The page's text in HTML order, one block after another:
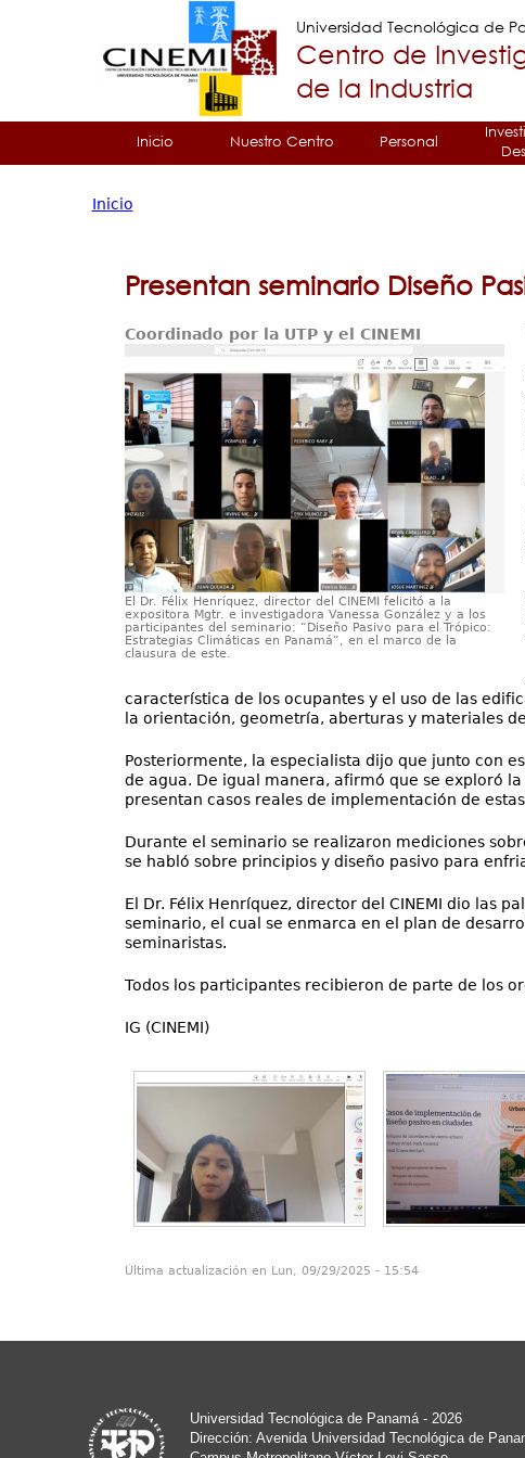
Universidad Tecnológica de
Centro de
de la Industria
Tropical
Principal
Inicio Nuestro Centro Personal
está
Inicio
Presentan seminario Diseño
Coordinado por la UTP y el CINEMI
El Dr. Félix Henríquez, director del CINEMI felicitó a la
expositora Mgtr. e investigadora Vanessa González y a los
participantes del seminario: “Diseño Pasivo para el Trópico:
Estrategias Climáticas en Panamá”, en el marco de la
clausura de este.
característica de los ocupantes y el uso de las
la orientación, geometría, aberturas y materiales
Posteriormente, la especialista dijo que junto con
de agua. De igual manera, afirmó que se exploró
presentan casos reales de implementación de
Durante el seminario se realizaron mediciones
se habló sobre principios y diseño pasivo para
El Dr. Félix Henríquez, director del CINEMI dio las
seminario, el cual se enmarca en el plan de
seminaristas.
Todos los participantes recibieron de parte de los
IG (CINEMI)
Última actualización en Lun, 09/29/2025 - 15:54
Universidad Tecnológica de Panamá - 2026
Dirección: Avenida Universidad Tecnológica de